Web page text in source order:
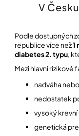
V
Podle dostupných
republice více než1
diabetes 2. typu,
Mezi hlavní rizikové
nadváha
nedostatek
vysoký krevní
genetická